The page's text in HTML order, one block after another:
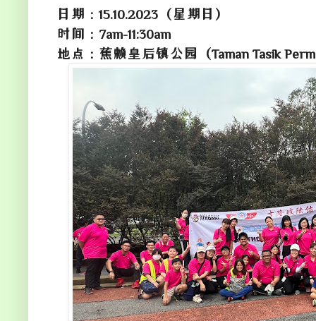
日期：15.10.2023（星期日）
时间：7am-11:30am
地点：蕉赖皇后镇公园（Taman Tasik